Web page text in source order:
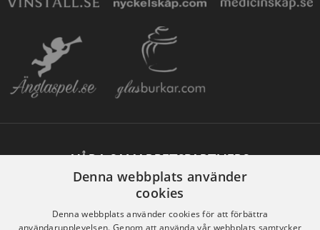
VÅRA SAMARBETSPARTNERS
Denna webbplats använder
cookies
Denna webbplats använder cookies för att förbättra
användarupplevelsen. Genom att använda vår webbplats samtycker